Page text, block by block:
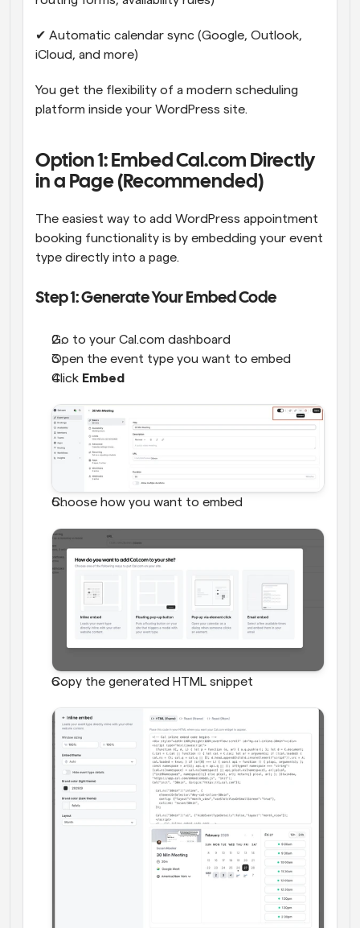
✔ Automatic calendar sync (Google, Outlook,
iCloud, and more)
You get the flexibility of a modern scheduling
platform inside your WordPress site.
Option 1: Embed Cal.com Directly
in a Page (Recommended)
The easiest way to add WordPress appointment
booking functionality is by embedding your event
type directly into a page.
Step 1: Generate Your Embed Code
Go to your Cal.com dashboard
Open the event type you want to embed
Click Embed
Choose how you want to embed
Copy the generated HTML snippet